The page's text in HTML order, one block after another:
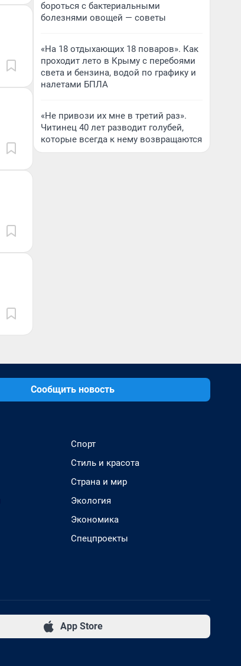
бороться с бактериальными
болезнями овощей — советы
«На 18 отдыхающих 18 поваров». Как
проходит лето в Крыму с перебоями
света и бензина, водой по графику и
налетами БПЛА
«Не привози их мне в третий раз».
Читинец 40 лет разводит голубей,
которые всегда к нему возвращаются
Сообщить новость
Спорт
Стиль и красота
Страна и мир
Экология
Экономика
Спецпроекты
App Store